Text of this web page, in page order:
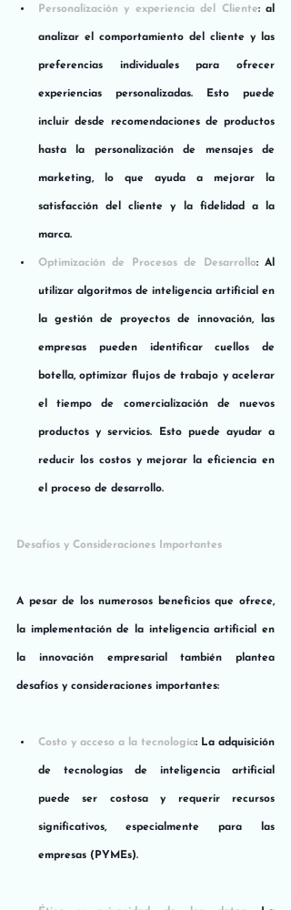
Personalización y experiencia del Cliente: al
analizar el comportamiento del cliente y las
preferencias individuales para ofrecer
experiencias personalizadas. Esto puede
incluir desde recomendaciones de productos
hasta la personalización de mensajes de
marketing, lo que ayuda a mejorar la
satisfacción del cliente y la fidelidad a la
marca.
Optimización de Procesos de Desarrollo: Al
utilizar algoritmos de inteligencia artificial en
la gestión de proyectos de innovación, las
empresas pueden identificar cuellos de
botella, optimizar flujos de trabajo y acelerar
el tiempo de comercialización de nuevos
productos y servicios. Esto puede ayudar a
reducir los costos y mejorar la eficiencia en
el proceso de desarrollo.
Desafíos y Consideraciones Importantes
A pesar de los numerosos beneficios que ofrece,
la implementación de la inteligencia artificial en
la innovación empresarial también plantea
desafíos y consideraciones importantes:
Costo y acceso a la tecnología: La adquisición
de tecnologías de inteligencia artificial
puede ser costosa y requerir recursos
significativos, especialmente para las
empresas (PYMEs).